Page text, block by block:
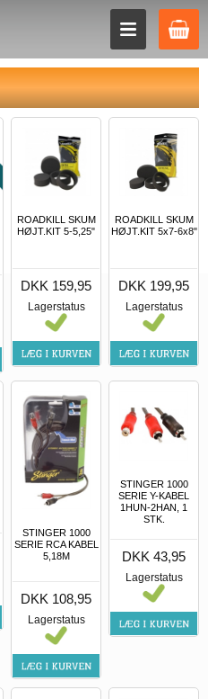
ROADKILL SKUM
HØJT.KIT 5-5,25"
DKK 159,95
Lagerstatus
ROADKILL SKUM
HØJT.KIT 5x7-6x8"
DKK 199,95
Lagerstatus
STINGER 1000
SERIE RCA KABEL
5,18M
DKK 108,95
Lagerstatus
STINGER 1000
SERIE Y-KABEL
1HUN-2HAN, 1
STK.
DKK 43,95
Lagerstatus